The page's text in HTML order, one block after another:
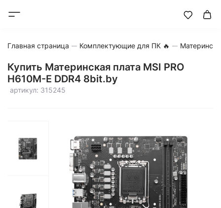
Главная страница Комплектующие для ПК 🔥
Купить Материнская плата MSI PRO
H610M-E DDR4 8bit.by
артикул: 315245